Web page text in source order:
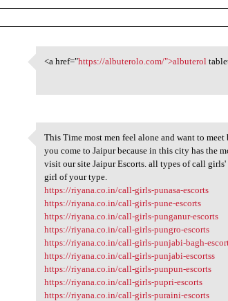
<a href="https://albuterolo
<a href="https://albuterolo.com/">albuterol
This Time most men feel alone
This Time most men feel alone and want to
you come to Jaipur because in this city has the
visit our site Jaipur Escorts. all types of call
girl of your type.
https://riyana.co.in/call-girls-punasa-escorts
https://riyana.co.in/call-girls-pune-escorts
https://riyana.co.in/call-girls-punganur-escorts
https://riyana.co.in/call-girls-pungro-escorts
https://riyana.co.in/call-girls-punjabi-bagh-
https://riyana.co.in/call-girls-punjabi-escortss
https://riyana.co.in/call-girls-punpun-escorts
https://riyana.co.in/call-girls-pupri-escorts
https://riyana.co.in/call-girls-puraini-escorts